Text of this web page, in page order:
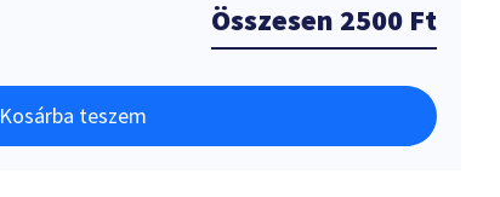
Összesen 2500 Ft
Kosárba teszem